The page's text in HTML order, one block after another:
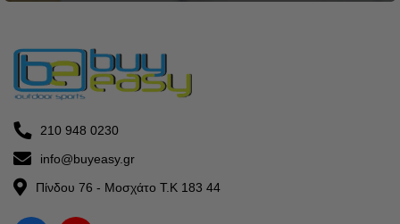
210 948 0230
info@buyeasy.gr
Πίνδου 76 - Μοσχάτο Τ.Κ 183 44